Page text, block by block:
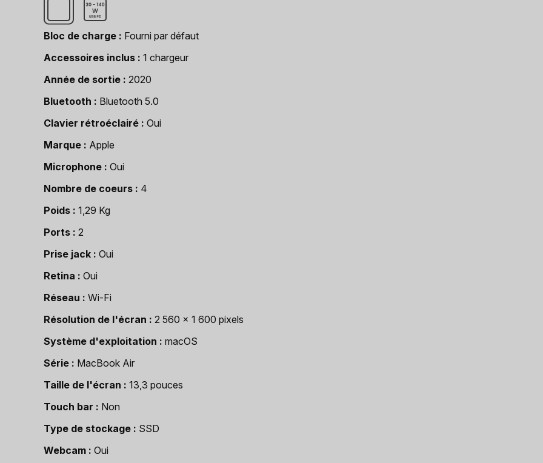
Bloc de charge
Fourni par défaut
Accessoires inclus
1 chargeur
Année de sortie
2020
Bluetooth
Bluetooth 5.0
Clavier rétroéclairé
Oui
Marque
Apple
Microphone
Oui
Nombre de coeurs
4
Poids
1,29 Kg
Ports
2
Prise jack
Oui
Retina
Oui
Réseau
Wi-Fi
Résolution de l'écran
2 560 x 1 600 pixels
Système d'exploitation
macOS
Série
MacBook Air
Taille de l'écran
13,3 pouces
Touch bar
Non
Type de stockage
SSD
Webcam
Oui